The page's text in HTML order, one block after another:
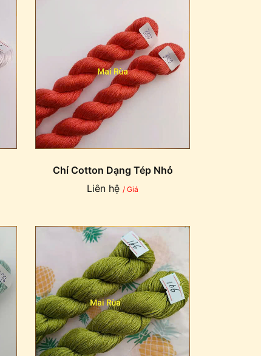
Chỉ Cotton Dạng Tép Nhỏ
Liên hệ / Giá